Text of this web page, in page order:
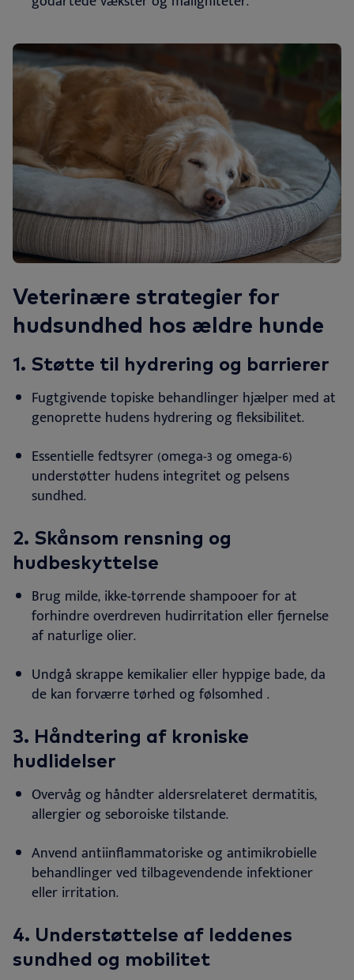
Veterinære strategier for
hudsundhed hos ældre hunde
1. Støtte til hydrering og barrierer
Fugtgivende topiske behandlinger hjælper med at
genoprette hudens hydrering og fleksibilitet.
Essentielle fedtsyrer (omega-3 og omega-6)
understøtter hudens integritet og pelsens
sundhed.
2. Skånsom rensning og
hudbeskyttelse
Brug milde, ikke-tørrende shampooer for at
forhindre overdreven hudirritation eller fjernelse
af naturlige olier.
Undgå skrappe kemikalier eller hyppige bade, da
de kan forværre tørhed og følsomhed .
3. Håndtering af kroniske
hudlidelser
Overvåg og håndter aldersrelateret dermatitis,
allergier og seboroiske tilstande.
Anvend antiinflammatoriske og antimikrobielle
behandlinger ved tilbagevendende infektioner
eller irritation.
4. Understøttelse af leddenes
sundhed og mobilitet